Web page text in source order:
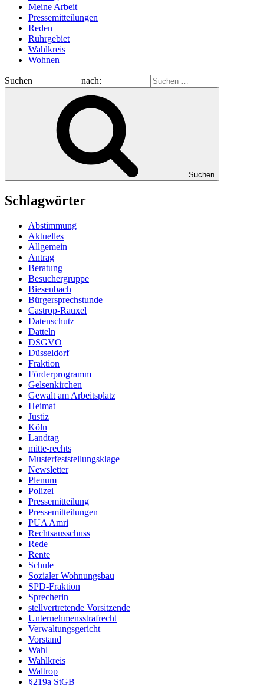
Meine Arbeit
Pressemitteilungen
Reden
Ruhrgebiet
Wahlkreis
Wohnen
Suchen nach:
Suchen
Schlagwörter
Abstimmung
Aktuelles
Allgemein
Antrag
Beratung
Besuchergruppe
Biesenbach
Bürgersprechstunde
Castrop-Rauxel
Datenschutz
Datteln
DSGVO
Düsseldorf
Fraktion
Förderprogramm
Gelsenkirchen
Gewalt am Arbeitsplatz
Heimat
Justiz
Köln
Landtag
mitte-rechts
Musterfeststellungsklage
Newsletter
Plenum
Polizei
Pressemitteilung
Pressemitteilungen
PUA Amri
Rechtsausschuss
Rede
Rente
Schule
Sozialer Wohnungsbau
SPD-Fraktion
Sprecherin
stellvertretende Vorsitzende
Unternehmensstrafrecht
Verwaltungsgericht
Vorstand
Wahl
Wahlkreis
Waltrop
§219a StGB